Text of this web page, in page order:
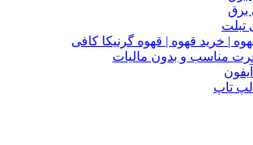
برق
تبلت
| خرید قهوه | قهوه گرنیکا کافی
مناسب و بدون مالیات
تاپ